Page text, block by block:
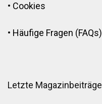
• Cookies
• Häufige Fragen (FAQs)
Letzte Magazinbeiträge